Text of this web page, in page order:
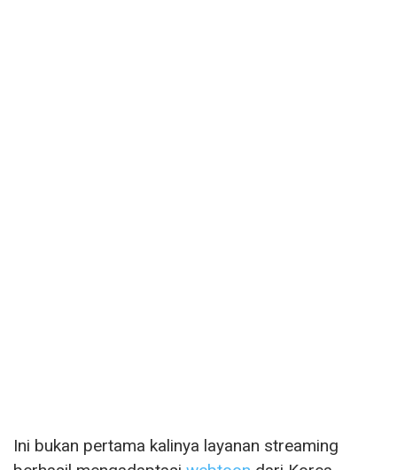
Ini bukan pertama kalinya layanan streaming